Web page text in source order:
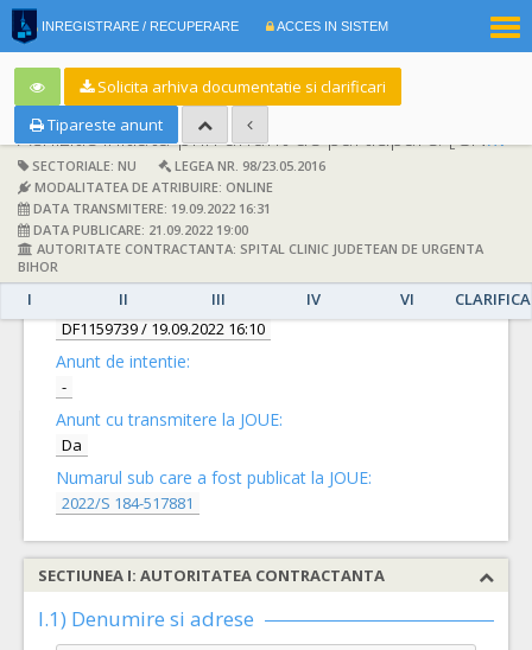
INREGISTRARE / RECUPERARE ACCES IN SISTEM
Solicita arhiva documentatie si clarificari
Tipareste anunt
Achizitie initiata prin anunt de participare:[CN1047341] -
SECTORIALE: NU
LEGEA NR. 98/23.05.2016
MODALITATEA DE ATRIBUIRE: ONLINE
DATA TRANSMITERE: 19.09.2022 16:31
DATA PUBLICARE: 21.09.2022 19:00
AUTORITATE CONTRACTANTA: SPITAL CLINIC JUDETEAN DE URGENTA
BIHOR
I II III IV VI
DETALII
Documentatie de atribuire:
DF1159739/ 19.09.2022 16:10
Anunt de intentie:
-
Anunt cu transmitere la JOUE:
Da
Numarul sub care a fost publicat la JOUE:
2022/S 184-517881
SECTIUNEA I: AUTORITATEA CONTRACTANTA
I.1) Denumire si adrese